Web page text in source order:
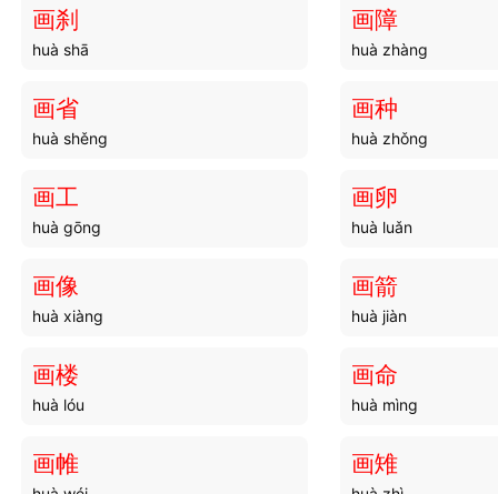
画刹
huà shā
画障
huà zhàng
画省
huà shěng
画种
huà zhǒng
画工
huà gōng
画卵
huà luǎn
画像
huà xiàng
画箭
huà jiàn
画楼
huà lóu
画命
huà mìng
画帷 画雉